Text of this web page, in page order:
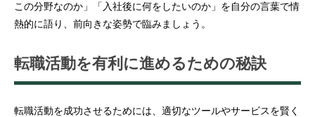
この分野なのか」「入社後に何をしたいのか」を自分の言葉で情
熱的に語り、前向きな姿勢で臨みましょう。
転職活動を有利に進めるための秘訣
転職活動を成功させるためには、適切なツールやサービスを賢く